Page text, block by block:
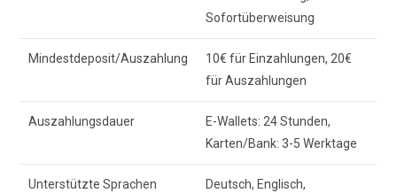
Sofortüberweisung
Mindestdeposit/Auszahlung
10€ für Einzahlungen, 20€
für Auszahlungen
Auszahlungsdauer
E-Wallets: 24 Stunden,
Karten/Bank: 3-5 Werktage
Unterstützte Sprachen
Deutsch, Englisch,